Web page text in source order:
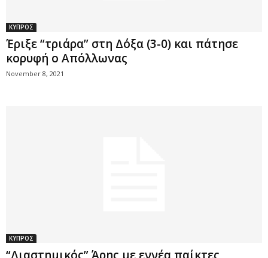
ΚΥΠΡΟΣ
Έριξε “τριάρα” στη Δόξα (3-0) και πάτησε
κορυφή ο Απόλλωνας
November 8, 2021
ΚΥΠΡΟΣ